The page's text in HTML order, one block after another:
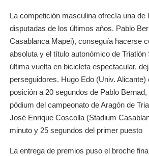
La competición masculina ofrecía una de
disputadas de los últimos años. Pablo
Casablanca Mapei), conseguía hacerse
absoluta y el título autonómico de Triatlón
última vuelta en bicicleta espectacular,
perseguidores. Hugo Edo (Univ. Alicante)
posición a 20 segundos de Pablo
pódium del campeonato de Aragón de
José Enrique Coscolla (Stadium
minuto y 25 segundos del primer puesto
La entrega de premios puso el broche